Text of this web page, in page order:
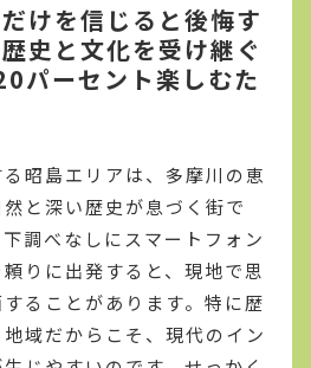
けを信じると後悔す
史と文化を受け継ぐ
パーセント楽しむた
昭島エリアは、多摩川の恵
と深い歴史が息づく街で
調べなしにスマートフォン
りに出発すると、現地で思
ることがあります。特に歴
域だからこそ、現代のイン